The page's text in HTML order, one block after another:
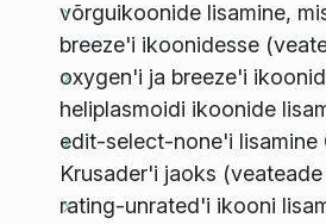
võrguikoonide lisamine,
breeze'i ikoonidesse
oxygen'i ja breeze'i
heliplasmoidi ikoonide
edit-select-none'i lisamine
Krusader'i jaoks
rating-unrated'i ikooni